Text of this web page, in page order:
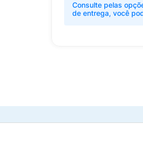
Consulte pelas
de entrega, você